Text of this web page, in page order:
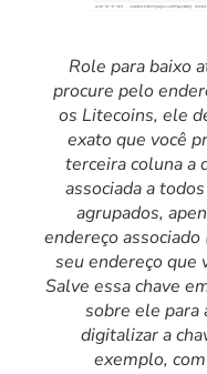
Role para baixo
procure pelo
os Litecoins, ele
exato que você
terceira coluna a
associada a
agrupados,
endereço
seu endereço que
Salve essa chave
sobre ele para
digitalizar a
exemplo,